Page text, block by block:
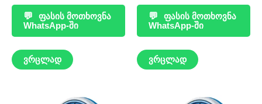
💬
ფასის მოთხოვნა
WhatsApp-ში
ვრცლად
💬
ფასის მოთხოვნა
WhatsApp-ში
ვრცლად